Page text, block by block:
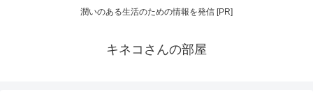
潤いのある生活のための情報を発信 [PR]
キネコさんの部屋